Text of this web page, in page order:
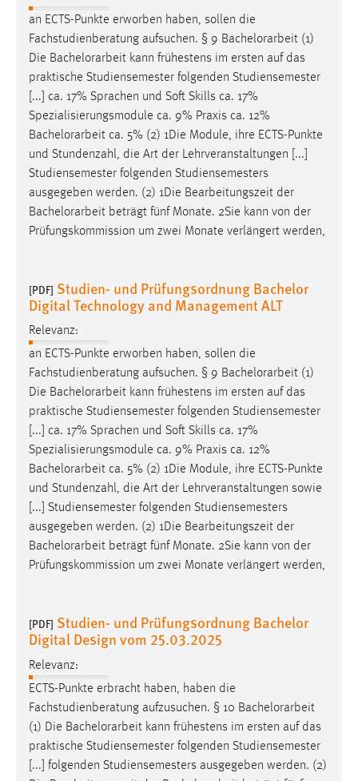
an ECTS-Punkte erworben haben, sollen die
Fachstudienberatung aufsuchen. § 9 Bachelorarbeit (1)
Die Bachelorarbeit kann frühestens im ersten auf das
praktische Studiensemester folgenden Studiensemester
[...] ca. 17% Sprachen und Soft Skills ca. 17%
Spezialisierungsmodule ca. 9% Praxis ca. 12%
Bachelorarbeit ca. 5% (2) 1Die Module, ihre ECTS-Punkte
und Stundenzahl, die Art der Lehrveranstaltungen [...]
Studiensemester folgenden Studiensemesters
ausgegeben werden. (2) 1Die Bearbeitungszeit der
Bachelorarbeit beträgt fünf Monate. 2Sie kann von der
Prüfungskommission um zwei Monate verlängert werden,
[PDF] Studien- und Prüfungsordnung Bachelor
Digital Technology and Management ALT
Relevanz:
an ECTS-Punkte erworben haben, sollen die
Fachstudienberatung aufsuchen. § 9 Bachelorarbeit (1)
Die Bachelorarbeit kann frühestens im ersten auf das
praktische Studiensemester folgenden Studiensemester
[...] ca. 17% Sprachen und Soft Skills ca. 17%
Spezialisierungsmodule ca. 9% Praxis ca. 12%
Bachelorarbeit ca. 5% (2) 1Die Module, ihre ECTS-Punkte
und Stundenzahl, die Art der Lehrveranstaltungen sowie
[...] Studiensemester folgenden Studiensemesters
ausgegeben werden. (2) 1Die Bearbeitungszeit der
Bachelorarbeit beträgt fünf Monate. 2Sie kann von der
Prüfungskommission um zwei Monate verlängert werden,
[PDF] Studien- und Prüfungsordnung Bachelor
Digital Design vom 25.03.2025
Relevanz:
ECTS-Punkte erbracht haben, haben die
Fachstudienberatung aufzusuchen. § 10 Bachelorarbeit
(1) Die Bachelorarbeit kann frühestens im ersten auf das
praktische Studiensemester folgenden Studiensemester
[...] folgenden Studiensemesters ausgegeben werden. (2)
1 Jahr
Performance
Name:
staticfilecache
Zweck:
Für performante Seitenauslieferung wird in diesem Cookie
gespeichert, ob man eingeloggt ist.
Sprachpräferenz
Zweck:
Das Cookie speichert die gewählte Sprache der Website.
Cookie Laufzeit:
Chat
Name:
chat-frame-style-5e9dbeb1811c0446
Zweck:
Wird benötigt um die Chatfunktion nutzen zu können.
Cookie Laufzeit:
MibewSessionID, mibew-chat-frame-style-
Name:
fe_user, be_user, be_lastLoginProvider
Zweck:
Dieser Cookie ist notwendig um sich an der Website
einloggen zu können.